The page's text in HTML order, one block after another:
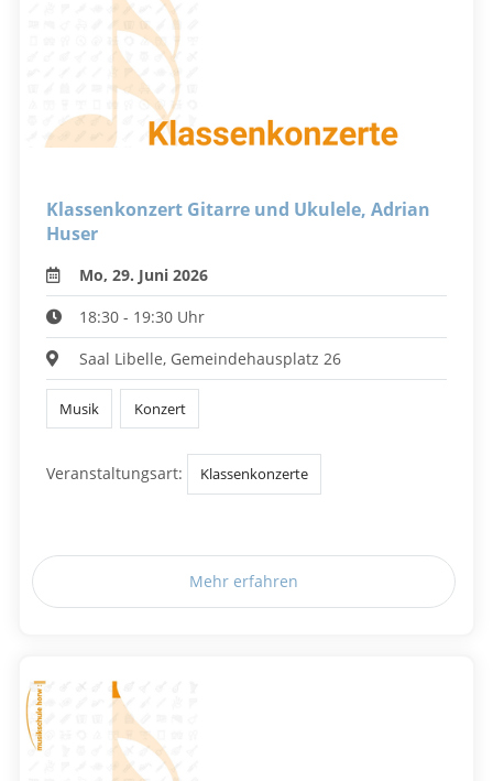
Klassenkonzert Gitarre und Ukulele, Adrian
Huser
Mo, 29. Juni 2026
18:30 - 19:30 Uhr
Saal Libelle, Gemeindehausplatz 26
Musik Konzert
Veranstaltungsart: Klassenkonzerte
Mehr erfahren